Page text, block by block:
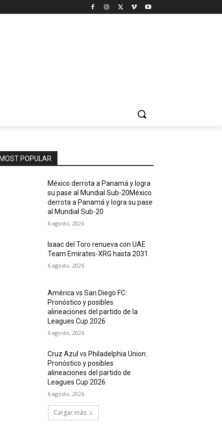
MOST POPULAR
México derrota a Panamá y logra
su pase al Mundial Sub-20México
derrota a Panamá y logra su pase
al Mundial Sub-20
6 agosto, 2026
Isaac del Toro renueva con UAE
Team Emirates-XRG hasta 2031
6 agosto, 2026
América vs San Diego FC:
Pronóstico y posibles
alineaciones del partido de la
Leagues Cup 2026
6 agosto, 2026
Cruz Azul vs Philadelphia Union:
Pronóstico y posibles
alineaciones del partido de
Leagues Cup 2026
6 agosto, 2026
Cargar más